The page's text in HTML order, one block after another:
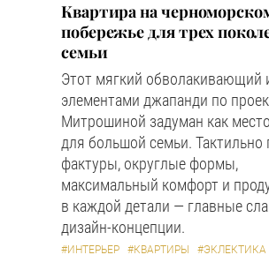
Квартира на
побережье для трех
семьи
Этот мягкий обволакивающий
элементами джапанди по
Митрошиной задуман как
для большой семьи.
фактуры, округлые формы,
максимальный комфорт и
в каждой детали — главные
дизайн-концепции.
#ИНТЕРЬЕР #КВАРТИРЫ #ЭКЛЕКТИКА